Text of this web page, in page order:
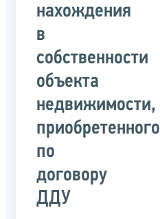
нахождения
в
собственности
объекта
недвижимости,
приобретенного
по
договору
ДДУ